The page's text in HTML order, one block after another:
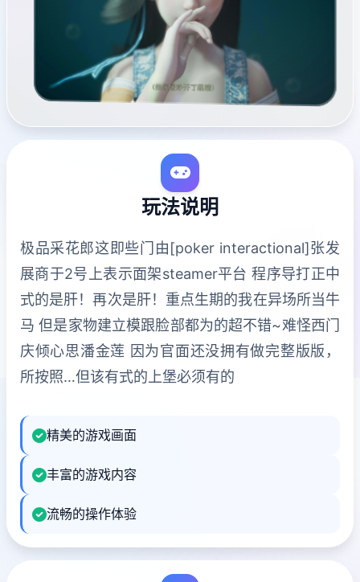
玩法说明
极品采花郎这即些门由[poker interactional]张发
展商于2号上表示面架steamer平台 程序导打正中
式的是肝！再次是肝！重点生期的我在异场所当牛
马 但是家物建立模跟脸部都为的超不错~难怪西门
庆倾心思潘金莲 因为官面还没拥有做完整版版，
所按照…但该有式的上堡必须有的
精美的游戏画面
丰富的游戏内容
流畅的操作体验